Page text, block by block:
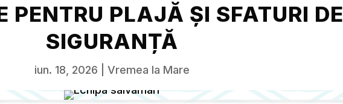
PENTRU PLAJĂ ȘI SFATURI DE
SIGURANȚĂ
iun. 18, 2026 Vremea la Mare